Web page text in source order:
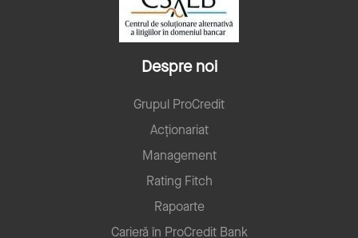
Despre noi
Grupul ProCredit
Acționariat
Management
Rating Fitch
Rapoarte
Carieră în ProCredit Bank